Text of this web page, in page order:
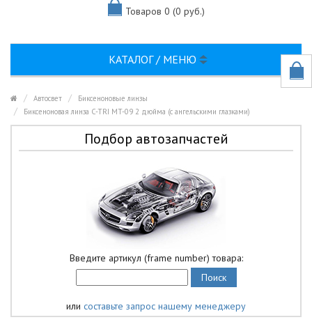
Товаров 0 (0 руб.)
КАТАЛОГ / МЕНЮ
Автосвет
Биксеноновые линзы
Биксеноновая линза C-TRI MT-09 2 дюйма (с ангельскими глазками)
Подбор автозапчастей
Введите артикул (frame number) товара:
или составьте запрос нашему менеджеру